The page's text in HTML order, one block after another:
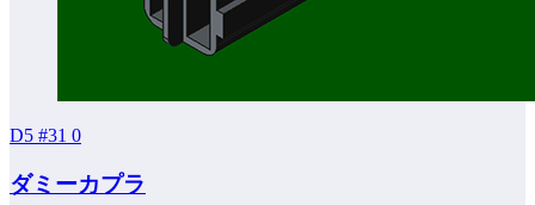
D5 #31 0
ダミーカプラ